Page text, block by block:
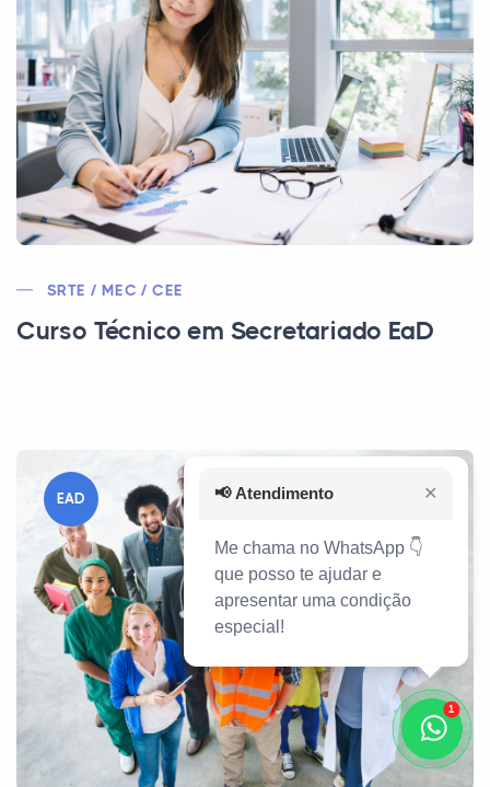
SRTE / MEC / CEE
Curso Técnico em Secretariado EaD
EAD
1
📢 Atendimento ✕
Me chama no WhatsApp 👇
que posso te ajudar e
apresentar uma condição
especial!